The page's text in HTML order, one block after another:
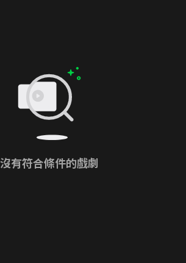
沒有符合條件的戲劇